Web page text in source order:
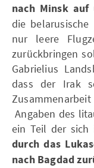
nach Minsk auf
die
nur leere
zurückbringen
Gabrielius
dass der Irak
Angaben des
ein Teil der sich
durch das
nach Bagdad